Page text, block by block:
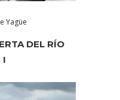
Yagüe
DEL RÍO
I